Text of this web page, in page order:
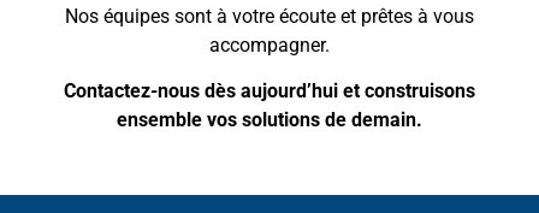
Nos équipes sont à votre écoute et prêtes à vous
accompagner.
Contactez-nous dès aujourd’hui et construisons
ensemble vos solutions de demain.